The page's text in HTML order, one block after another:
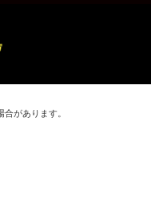
があります。